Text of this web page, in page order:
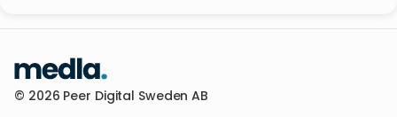
© 2026 Peer Digital Sweden AB